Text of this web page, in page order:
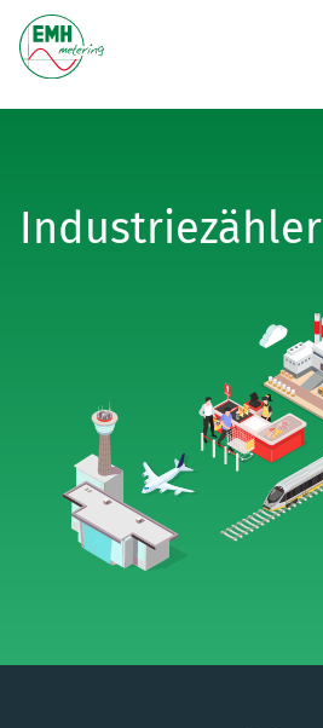
Industriezähler